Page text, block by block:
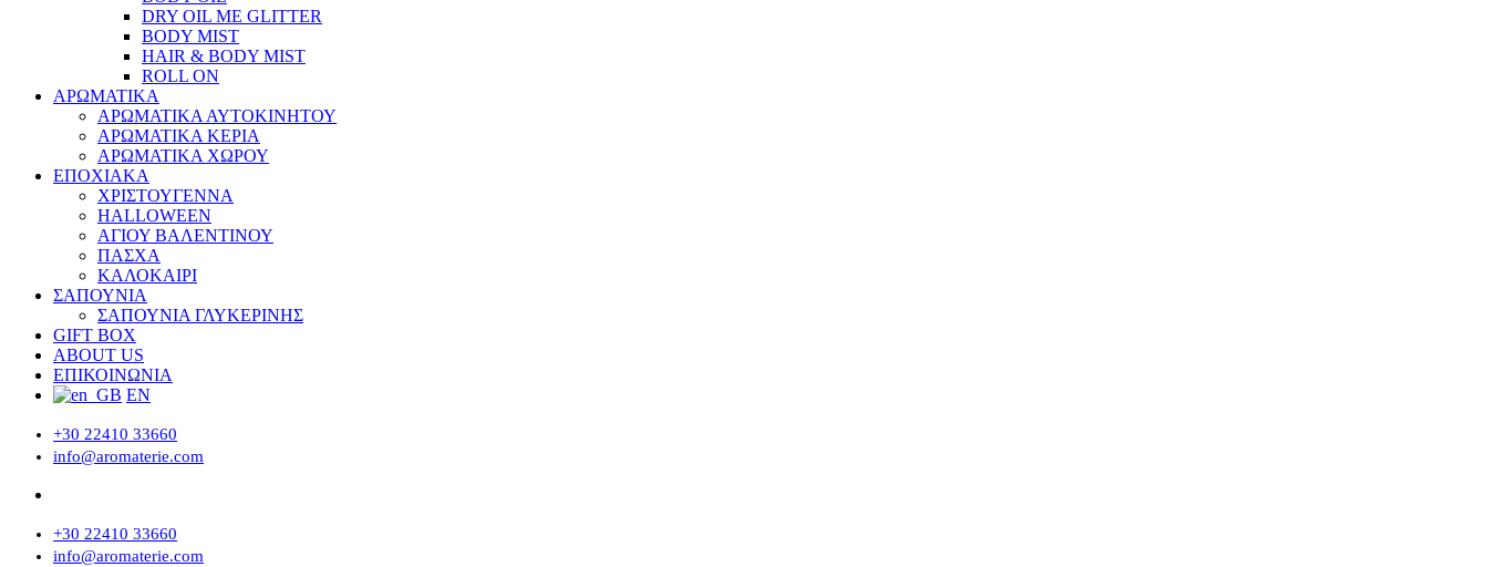
DRY OIL ΜΕ GLITTER
BODY MIST
HAIR & BODY MIST
ROLL ON
ΑΡΩΜΑΤΙΚΑ
ΑΡΩΜΑΤΙΚΑ ΑΥΤΟΚΙΝΗΤΟΥ
ΑΡΩΜΑΤΙΚΑ ΚΕΡΙΑ
ΑΡΩΜΑΤΙΚΑ ΧΩΡΟΥ
ΕΠΟΧΙΑΚΑ
ΧΡΙΣΤΟΥΓΕΝΝΑ
HALLOWEEN
ΑΓΙΟΥ ΒΑΛΕΝΤΙΝΟΥ
ΠΑΣΧΑ
ΚΑΛΟΚΑΙΡΙ
ΣΑΠΟΥΝΙΑ
ΣΑΠΟΥΝΙΑ ΓΛΥΚΕΡΙΝΗΣ
GIFT BOX
ABOUT US
ΕΠΙΚΟΙΝΩΝΙΑ
EN
+30 22410 33660
info@aromaterie.com
+30 22410 33660
info@aromaterie.com